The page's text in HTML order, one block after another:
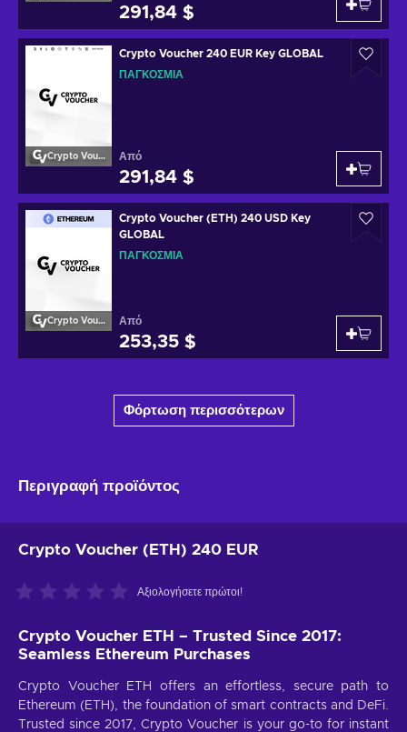
291,84 $
Crypto Voucher
Crypto Voucher 240 EUR Key GLOBAL
ΠΑΓΚΌΣΜΙΑ
Από
291,84 $
Crypto Voucher
Crypto Voucher (ETH) 240 USD Key
GLOBAL
ΠΑΓΚΌΣΜΙΑ
Από
253,35 $
Φόρτωση περισσότερων
Περιγραφή προϊόντος
Crypto Voucher (ETH) 240 EUR
Αξιολογήσετε πρώτοι!
Crypto Voucher ETH – Trusted Since 2017:
Seamless Ethereum Purchases
Crypto Voucher ETH offers an effortless, secure path to
Ethereum (ETH), the foundation of smart contracts and DeFi.
Trusted since 2017, Crypto Voucher is your go-to for instant